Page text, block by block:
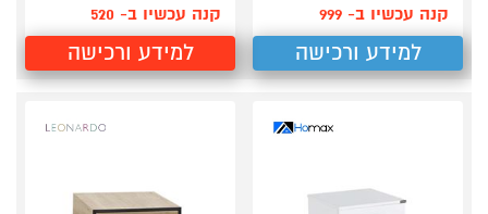
קנה עכשיו ב- 999
למידע ורכישה
קנה עכשיו ב- 520
למידע ורכישה